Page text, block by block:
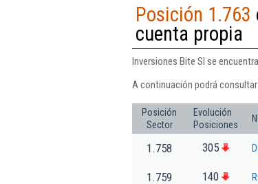
Posición 1.763
cuenta propia
Inversiones Bite Sl se
A continuación podrá
Posición
Sector
Evolución
Posiciones
1.758 305
1.759 140